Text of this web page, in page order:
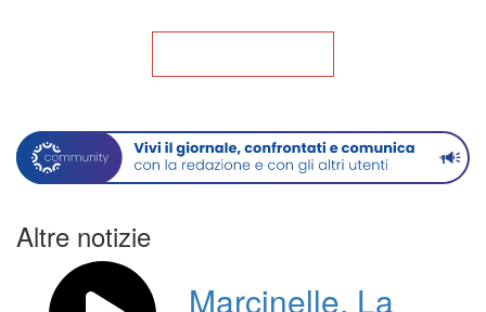
Altre notizie
Marcinelle, La